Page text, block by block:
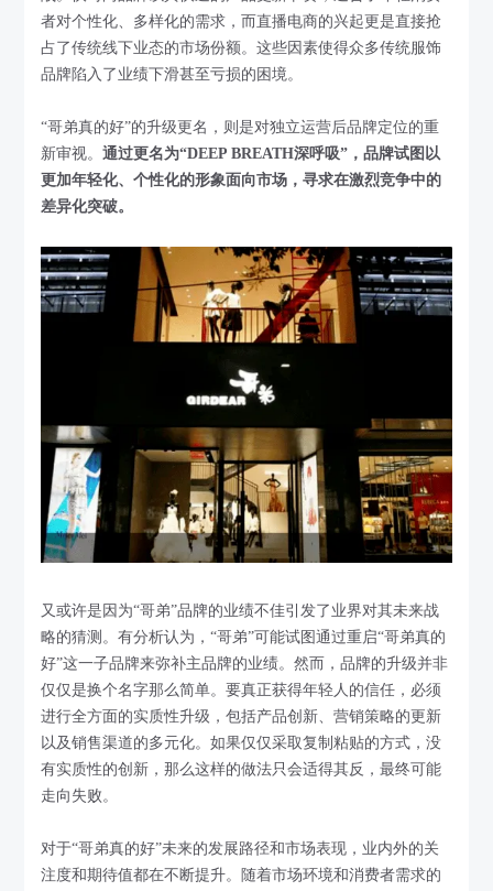
者对个性化、多样化的需求，而直播电商的兴起更是直接抢
占了传统线下业态的市场份额。这些因素使得众多传统服饰
品牌陷入了业绩下滑甚至亏损的困境。
“哥弟真的好”的升级更名，则是对独立运营后品牌定位的重
新审视。通过更名为“DEEP BREATH深呼吸”，品牌试图以
更加年轻化、个性化的形象面向市场，寻求在激烈竞争中的
差异化突破。
又或许是因为“哥弟”品牌的业绩不佳引发了业界对其未来战
略的猜测。有分析认为，“哥弟”可能试图通过重启“哥弟真的
好”这一子品牌来弥补主品牌的业绩。然而，品牌的升级并非
仅仅是换个名字那么简单。要真正获得年轻人的信任，必须
进行全方面的实质性升级，包括产品创新、营销策略的更新
以及销售渠道的多元化。如果仅仅采取复制粘贴的方式，没
有实质性的创新，那么这样的做法只会适得其反，最终可能
走向失败。
对于“哥弟真的好”未来的发展路径和市场表现，业内外的关
注度和期待值都在不断提升。随着市场环境和消费者需求的